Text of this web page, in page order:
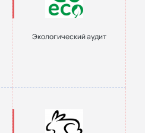
Экологический аудит